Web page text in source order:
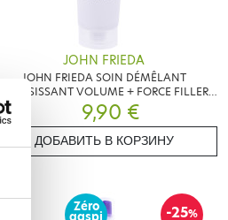
JOHN FRIEDA
JOHN FRIEDA SOIN DÉMÊLANT
ÉPAISSISSANT VOLUME + FORCE FILLER
250ML
9,90 €
ДОБАВИТЬ В КОРЗИНУ
-25%
Zéro